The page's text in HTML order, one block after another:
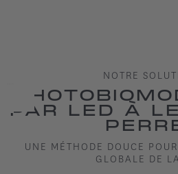
NOTRE
PAR LED À
UNE MÉTHODE DOUCE
GLOBALE DE